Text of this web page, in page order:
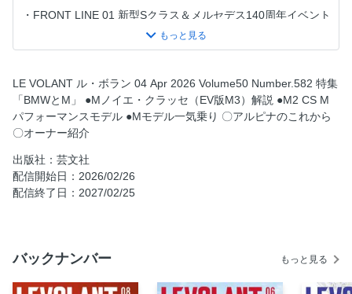
FRONT LINE 01 新型Sクラス＆メルセデス140周年イベント
FRONT LINE 02 フェラーリ・エレットリカ
FRONT LINE 04 ジャガー4ドアGT
style in Motion
EV LIFE告知
FIRST CONTACT 01 フェラーリ・テスタロッサ
FIRST PICTURE 02 ボルボEX60
●Mノイエ・クラッセ（EV版M3）解説
LE VOLANT ル・ボラン 04 Apr 2026 Volume50 Number.582 特集
「BMWとM」 ●Mノイエ・クラッセ（EV版M3）解説 ●M2 CS M
パフォーマンスモデル ●Mモデル一気乗り 〇アルピナのこれから
〇オーナー紹介
出版社：芸文社
配信開始日：2026/02/26
配信終了日：2027/02/25
バックナンバー もっと見る